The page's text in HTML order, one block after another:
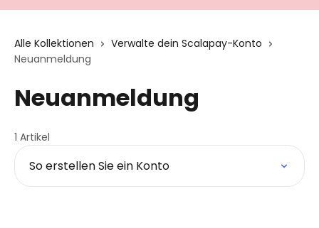
Alle Kollektionen
Verwalte dein Scalapay-Konto
Neuanmeldung
Neuanmeldung
1 Artikel
So erstellen Sie ein Konto